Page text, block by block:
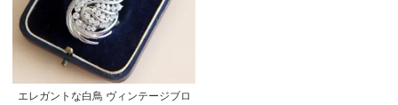
エレガントな白鳥 ヴィンテージブロ